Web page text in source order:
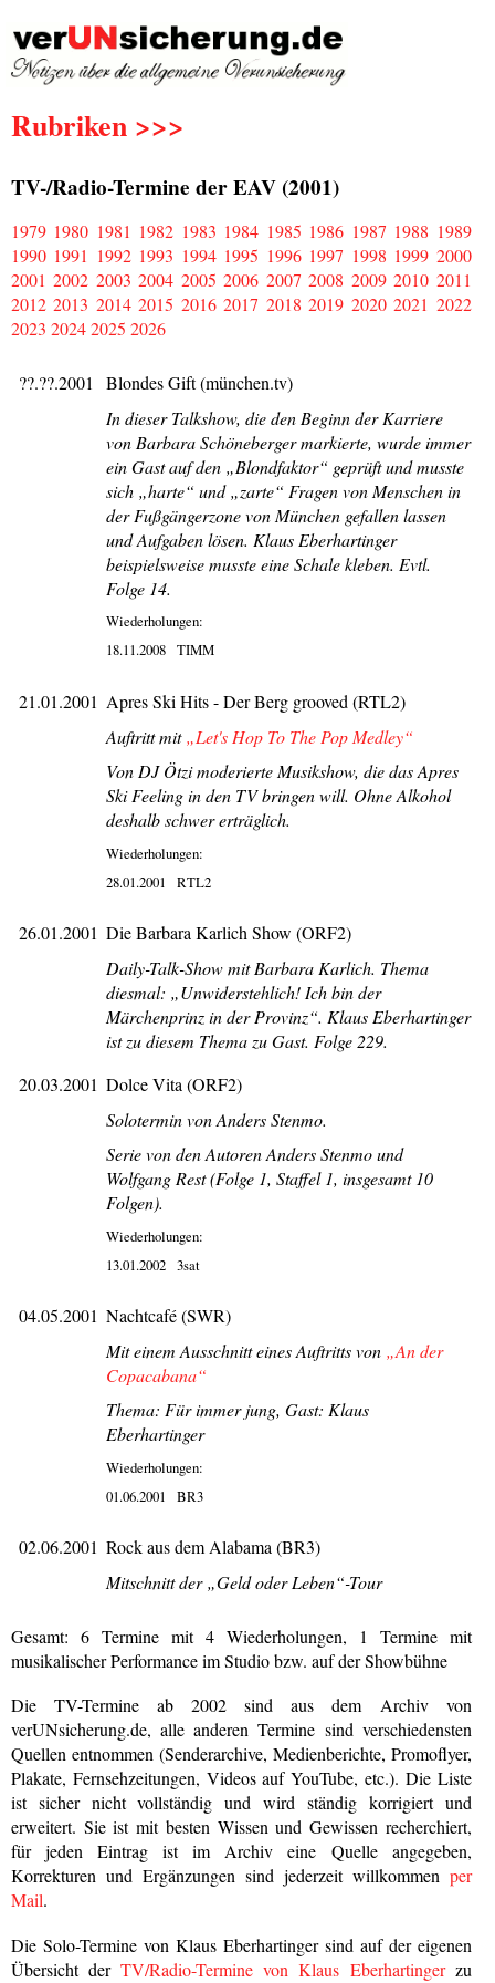
Rubriken >>>
TV-/Radio-Termine der EAV (2001)
1979 1980 1981 1982 1983 1984 1985 1986 1987 1988 1989
1990 1991 1992 1993 1994 1995 1996 1997 1998 1999 2000
2001 2002 2003 2004 2005 2006 2007 2008 2009 2010 2011
2012 2013 2014 2015 2016 2017 2018 2019 2020 2021 2022
2023 20242025 2026
??.??.2001
Blondes Gift (münchen.tv)
In dieser Talkshow, die den Beginn der Karriere
von Barbara Schöneberger markierte, wurde immer
ein Gast auf den „Blondfaktor“ geprüft und musste
sich „harte“ und „zarte“ Fragen von Menschen in
der Fußgängerzone von München gefallen lassen
und Aufgaben lösen. Klaus Eberhartinger
beispielsweise musste eine Schale kleben. Evtl.
Folge 14.
Wiederholungen:
18.11.2008 TIMM
21.01.2001 Apres Ski Hits - Der Berg grooved (RTL2)
Auftritt mit„Let's Hop To The Pop Medley“
Von DJ Ötzi moderierte Musikshow, die das Apres
Ski Feeling in den TV bringen will. Ohne Alkohol
deshalb schwer erträglich.
Wiederholungen:
28.01.2001
RTL2
26.01.2001 Die Barbara Karlich Show (ORF2)
Daily-Talk-Show mit Barbara Karlich. Thema
diesmal: „Unwiderstehlich! Ich bin der
Märchenprinz in der Provinz“. Klaus Eberhartinger
ist zu diesem Thema zu Gast. Folge 229.
20.03.2001 Dolce Vita (ORF2)
Solotermin von Anders Stenmo.
Serie von den Autoren Anders Stenmo und
Wolfgang Rest (Folge 1, Staffel 1, insgesamt 10
Folgen).
Wiederholungen:
13.01.2002 3sat
04.05.2001 Nachtcafé (SWR)
Mit einem Ausschnitt eines Auftritts von „An der
Copacabana“
Thema: Für immer jung, Gast: Klaus
Eberhartinger
Wiederholungen:
01.06.2001
BR3
02.06.2001 Rock aus dem Alabama (BR3)
Mitschnitt der „Geld oder Leben“-Tour
Gesamt: 6 Termine mit 4 Wiederholungen, 1 Termine mit
musikalischer Performance im Studio bzw. auf der Showbühne
Die TV-Termine ab 2002 sind aus dem Archiv von
verUNsicherung.de, alle anderen Termine sind verschiedensten
Quellen entnommen (Senderarchive, Medienberichte, Promoflyer,
Plakate, Fernsehzeitungen, Videos auf YouTube, etc.). Die Liste
ist sicher nicht vollständig und wird ständig korrigiert und
erweitert. Sie ist mit besten Wissen und Gewissen recherchiert,
für jeden Eintrag ist im Archiv eine Quelle angegeben,
Korrekturen und Ergänzungen sind jederzeit willkommen per
Mail.
Die Solo-Termine von Klaus Eberhartinger sind auf der eigenen
Übersicht derTV/Radio-Termine von Klaus Eberhartingerzu